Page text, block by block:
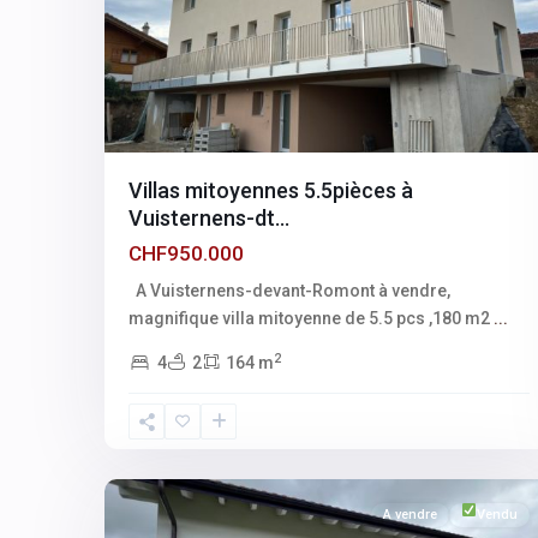
Villas mitoyennes 5.5pièces à
Vuisternens-dt...
CHF950.000
A Vuisternens-devant-Romont à vendre,
magnifique villa mitoyenne de 5.5 pcs ,180 m2 ...
4 2 164 m2
Fribourg,
devant-
A vendre Vendu